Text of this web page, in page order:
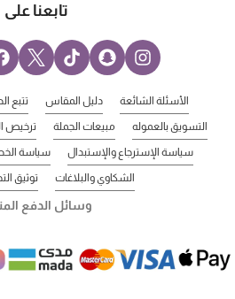
تابعنا على
الأسئلة الشائعة دليل المقاس تتبع
التسويق بالعموله مبيعات الجملة ترخيص
سياسة الإسترجاع والإستبدال سياسة
الشكاوي والبلاغات توثيق
وسائل الدفع